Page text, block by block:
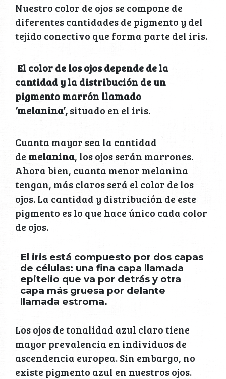
Nuestro color de ojos se compone de
diferentes cantidades de pigmento y del
tejido conectivo que forma parte del iris.
El color de los ojos depende de la
cantidad y la distribución de un
pigmento marrón llamado
‘melanina’,situado en el iris.
Cuanta mayor sea la cantidad
de melanina, los ojos serán marrones.
Ahora bien, cuanta menor melanina
tengan, más claros será el color de los
ojos. La cantidad y distribución de este
pigmento es lo que hace único cada color
de ojos.
El iris está compuesto por dos capas
de células: una fina capa llamada
epitelio que va por detrás y otra
capa más gruesa por delante
llamada estroma.
Los ojos de tonalidad azul claro tiene
mayor prevalencia en individuos de
ascendencia europea. Sin embargo, no
existe pigmento azul en nuestros ojos.